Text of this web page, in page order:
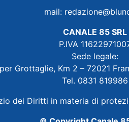
mail:
CANALE 85 SRL
P.IVA
Sede legale:
Grottaglie, Km 2 – 72021
Tel. 0831 819986
dei Diritti in materia di